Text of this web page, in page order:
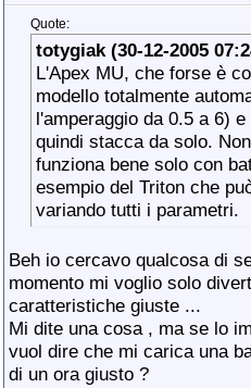
Quote:
totygiak (30-12-2005
L'Apex MU, che forse è
modello totalmente
l'amperaggio da 0.5 a 6)
quindi stacca da solo.
funziona bene solo con
esempio del Triton che
variando tutti i parametri.
Beh io cercavo qualcosa di
momento mi voglio solo
caratteristiche giuste ...
Mi dite una cosa , ma se lo
vuol dire che mi carica una
di un ora giusto ?